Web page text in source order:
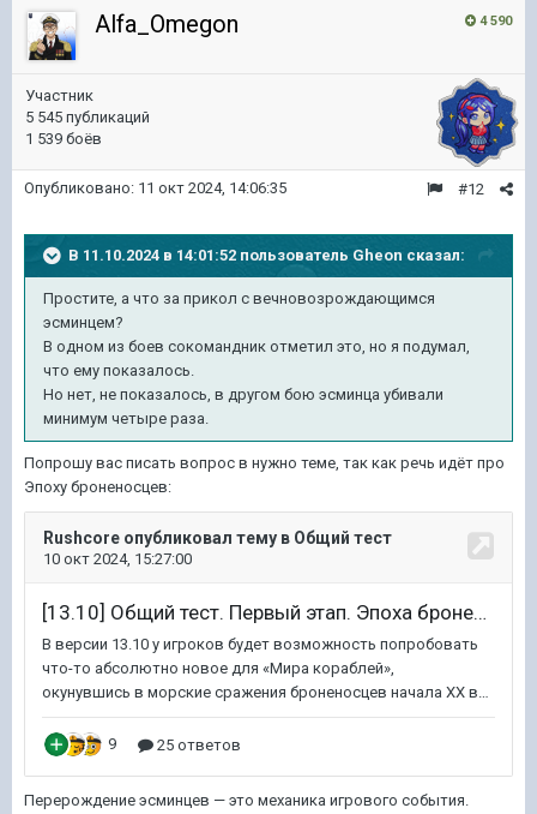
4 590
Alfa_Omegon
Участник
5 545 публикаций
1 539 боёв
#12
Опубликовано: 11 окт 2024, 14:06:35
В 11.10.2024 в 14:01:52 пользователь Gheon сказал:
Простите, а что за прикол с вечновозрождающимся
эсминцем?
В одном из боев сокомандник отметил это, но я подумал,
что ему показалось.
Но нет, не показалось, в другом бою эсминца убивали
минимум четыре раза.
Попрошу вас писать вопрос в нужно теме, так как речь идёт про
Эпоху броненосцев:
Перерождение эсминцев — это механика игрового события.